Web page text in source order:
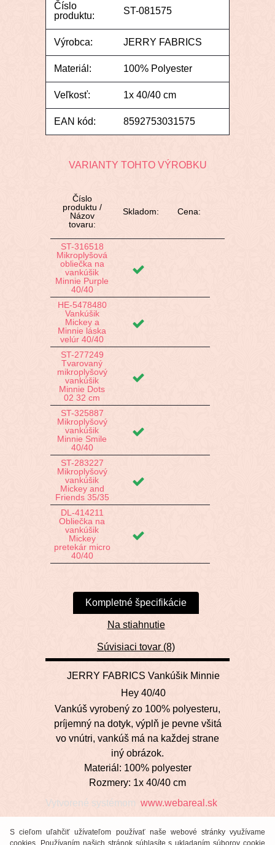
S cieľom uľahčiť užívateľom používať naše webové stránky využívame
cookies. Používaním našich stránok súhlasíte s ukladaním súborov cookie
Číslo
produktu:
ST-081575
Výrobca: JERRY FABRICS
Materiál: 100% Polyester
Veľkosť: 1x 40/40 cm
EAN kód: 8592753031575
VARIANTY TOHTO VÝROBKU
Číslo
produktu /
Názov
tovaru:
Skladom: Cena:
ST-316518
Mikroplyšová
obliečka na
vankúšik
Minnie Purple
40/40
HE-5478480
Vankúšik
Mickey a
Minnie láska
velúr 40/40
ST-277249
Tvarovaný
mikroplyšový
vankúšik
Minnie Dots
02 32 cm
ST-325887
Mikroplyšový
vankúšik
Minnie Smile
40/40
ST-283227
Mikroplyšový
vankúšik
Mickey and
Friends 35/35
DL-414211
Obliečka na
vankúšik
Mickey
pretekár micro
40/40
Kompletné špecifikácie
Na stiahnutie
Súvisiaci tovar (8)
JERRY FABRICS Vankúšik Minnie
Hey 40/40
Vankúš vyrobený zo 100% polyesteru,
príjemný na dotyk, výplň je pevne všitá
vo vnútri, vankúš má na každej strane
iný obrázok.
Materiál: 100% polyester
Rozmery: 1x 40/40 cm
Vytvorené systémom www.webareal.sk